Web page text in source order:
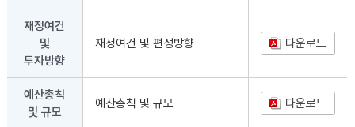
재정여건
및
투자방향
재정여건 및 편성방향 다운로드
예산총칙
및 규모
예산총칙 및 규모 다운로드